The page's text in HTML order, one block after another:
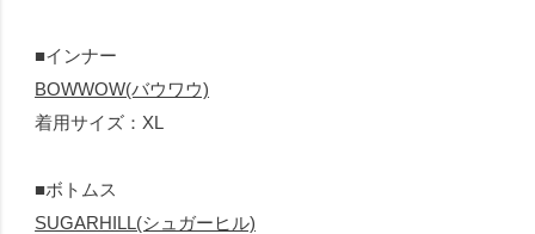
■インナー
BOWWOW(バウワウ)
着用サイズ：XL
■ボトムス
SUGARHILL(シュガーヒル)